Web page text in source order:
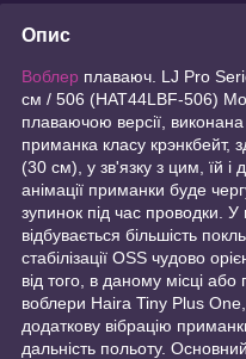
Опис
Воблер плаваюч. LJ Pro
см / 506 (HAT44LBF-506)
плаваючою версії,
приманка класу крэнкбейт,
(30 см), у зв'язку з цим, їй
анімації приманки буде
зупинок під час проводки.
відбувається більшість
стабілізації OSS чудово
від того, в даному місці
воблери Haira Tiny Plus
додаткову вібрацію
дальність польоту.